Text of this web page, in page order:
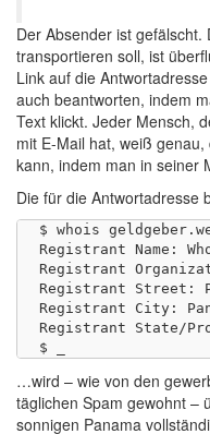
Der Absender ist
transportieren soll, ist
Link auf die
auch beantworten, indem
Text klickt. Jeder Mensch,
mit E-Mail hat, weiß
kann, indem man in seiner
Die für die Antwortadresse
$ whois
Registrant Name:
Registrant
Registrant Street:
Registrant City:
Registrant State/
…wird – wie von den
täglichen Spam gewohnt –
sonnigen Panama